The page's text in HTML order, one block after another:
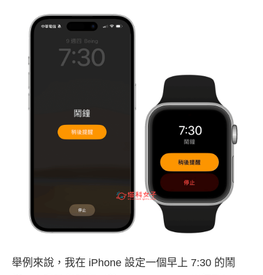
舉例來說，我在 iPhone 設定一個早上 7:30 的鬧